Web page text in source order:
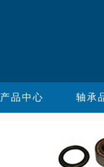
产品中心 轴承